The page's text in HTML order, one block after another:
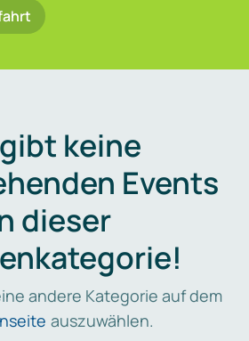
keine
Events
dieser
andere Kategorie auf dem
auszuwählen.